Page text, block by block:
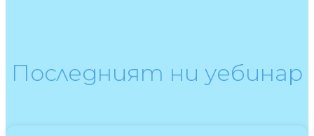
Последният ни уебинар